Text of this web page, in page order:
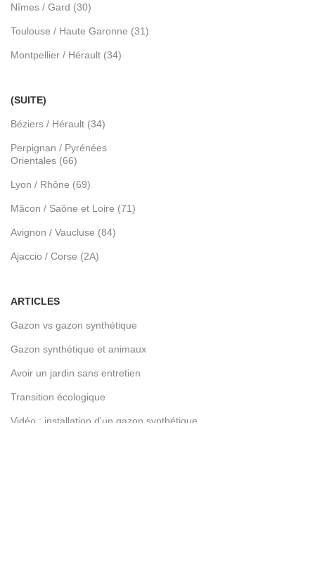
Nîmes / Gard (30)
Toulouse / Haute Garonne (31)
Montpellier / Hérault (34)
(SUITE)
Béziers / Hérault (34)
Perpignan / Pyrénées
Orientales (66)
Lyon / Rhône (69)
Mâcon / Saône et Loire (71)
Avignon / Vaucluse (84)
Ajaccio / Corse (2A)
ARTICLES
Gazon vs gazon synthétique
Gazon synthétique et animaux
Avoir un jardin sans entretien
Transition écologique
Vidéo : installation d'un gazon synthétique